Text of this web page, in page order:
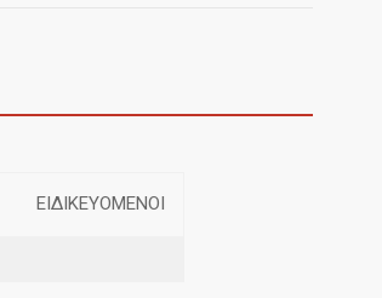
ΕΙΔΙΚΕΥΟΜΕΝΟΙ